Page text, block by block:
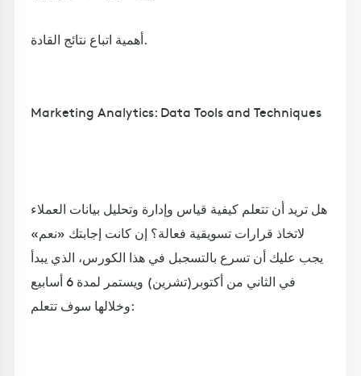
أهمية اتباع نتائج القادة.
Marketing Analytics: Data Tools and Techniques
هل تريد أن تتعلم كيفية قياس وإدارة وتحليل بيانات العملاء
لاتخاذ قرارات تسويقية فعالة؟ إن كانت إجابتك «نعم»
يجب عليك أن تسرع بالتسجبل في هذا الكورس، الذي يبدأ
في الثاني من أكتوبر(تشرين) ويستمر لمدة 6 أسابيع
وخلالها سوف تتعلم: